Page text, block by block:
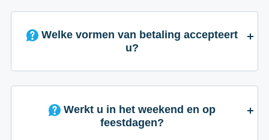
Welke vormen van betaling accepteert
u?
Werkt u in het weekend en op
feestdagen?